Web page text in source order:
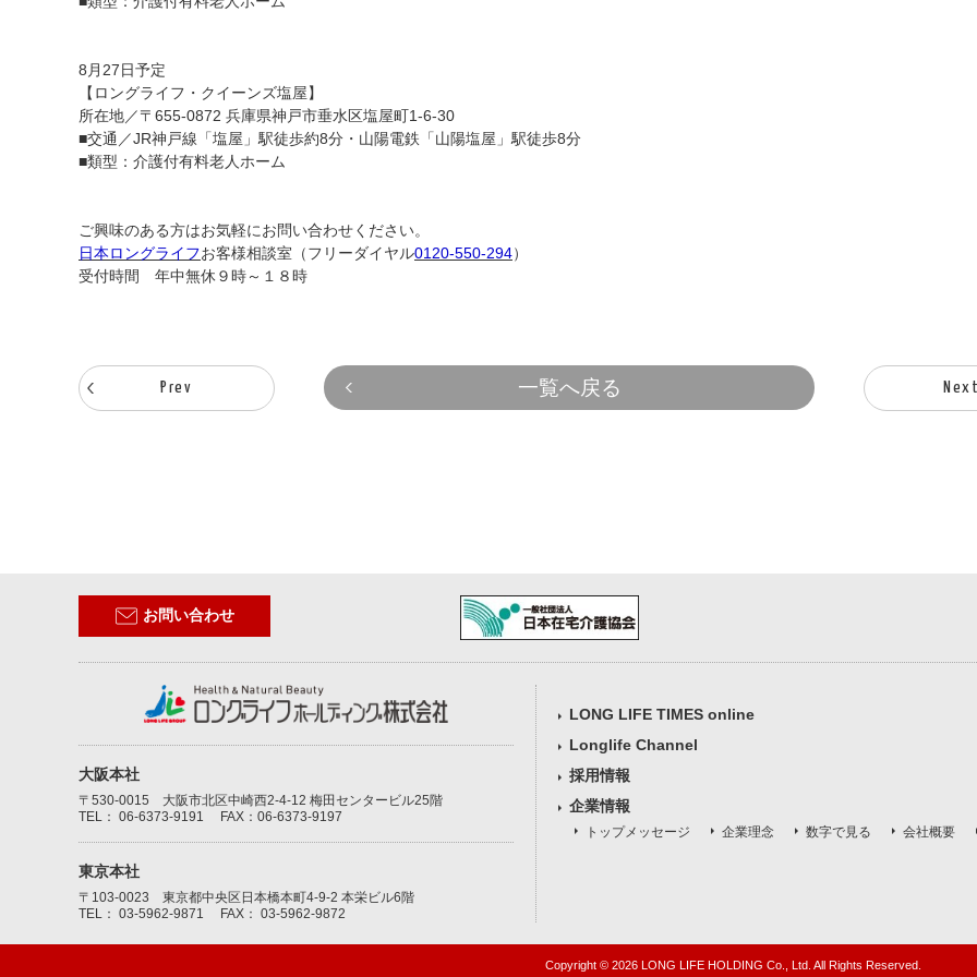
8月27日予定
【ロングライフ・クイーンズ塩屋】
所在地／〒655-0872 兵庫県神戸市垂水区塩屋町1-6-30
■交通／JR神戸線「塩屋」駅徒歩約8分・山陽電鉄「山陽塩屋」駅徒歩8分
■類型：介護付有料老人ホーム
ご興味のある方はお気軽にお問い合わせください。
日本ロングライフお客様相談室（フリーダイヤル0120-550-294）
受付時間 年中無休９時～１８時
Prev 一覧へ戻る
お問い合わせ
大阪本社
〒530-0015 大阪市北区中崎西2-4-12 梅田センタービル25階
TEL： 06-6373-9191 FAX：06-6373-9197
東京本社
〒103-0023 東京都中央区日本橋本町4-9-2 本栄ビル6階
TEL： 03-5962-9871 FAX： 03-5962-9872
LONG LIFE TIMES online
Longlife Channel
採用情報
企業情報
トップメッセージ 企業理念 数字で見る 会社概要
Copyright © 2026 LONG LIFE HOLDING Co., Ltd. All Rights Reserved.